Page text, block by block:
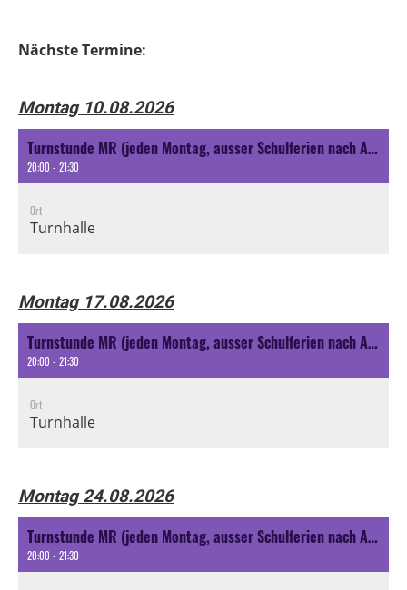
Nächste Termine:
Montag 10.08.2026
Turnstunde MR (jeden Montag, ausser Schulferien nach Ansage oder spezielle Aktivität nach Ansage)
20:00 - 21:30
Ort
Turnhalle
Montag 17.08.2026
Turnstunde MR (jeden Montag, ausser Schulferien nach Ansage oder spezielle Aktivität nach Ansage)
20:00 - 21:30
Ort
Turnhalle
Montag 24.08.2026
Turnstunde MR (jeden Montag, ausser Schulferien nach Ansage oder spezielle Aktivität nach Ansage)
20:00 - 21:30